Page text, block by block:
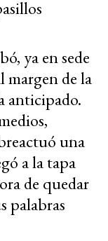
ya en sede
margen de la
anticipado.
una
a la tapa
de quedar
palabras